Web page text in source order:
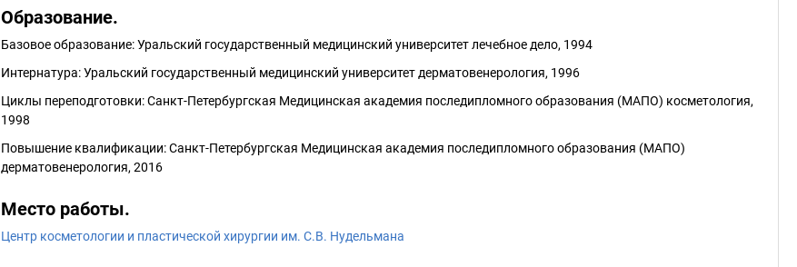
Образование.
Базовое образование: Уральский государственный медицинский университет лечебное дело, 1994
Интернатура: Уральский государственный медицинский университет дерматовенерология, 1996
Циклы переподготовки: Санкт-Петербургская Медицинская академия последипломного образования (МАПО) косметология,
1998
Повышение квалификации: Санкт-Петербургская Медицинская академия последипломного образования (МАПО)
дерматовенерология, 2016
Место работы.
Центр косметологии и пластической хирургии им. С.В. Нудельмана